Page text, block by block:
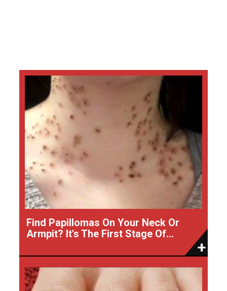
Find Papillomas On Your Neck Or
Armpit? It's The First Stage Of...